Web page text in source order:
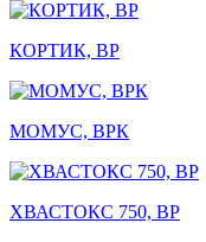
КОРТИК, ВР
МОМУС, ВРК
ХВАСТОКС 750, ВР